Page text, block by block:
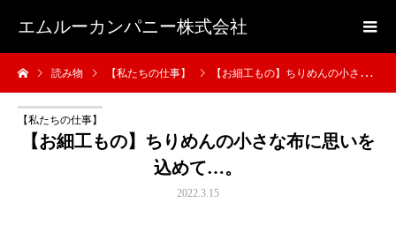
エムルーカンパニー株式会社
読み物 【私たちの仕事】 【お細工もの】ちりめんの小さな布に思いを込めて…。
【私たちの仕事】
【お細工もの】ちりめんの小さな布に思いを
込めて…。
2022.3.15